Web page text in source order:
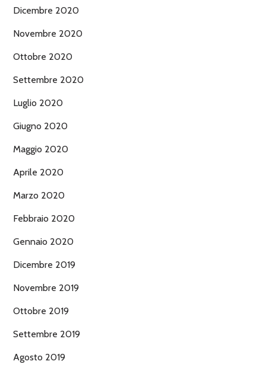
Dicembre 2020
Novembre 2020
Ottobre 2020
Settembre 2020
Luglio 2020
Giugno 2020
Maggio 2020
Aprile 2020
Marzo 2020
Febbraio 2020
Gennaio 2020
Dicembre 2019
Novembre 2019
Ottobre 2019
Settembre 2019
Agosto 2019